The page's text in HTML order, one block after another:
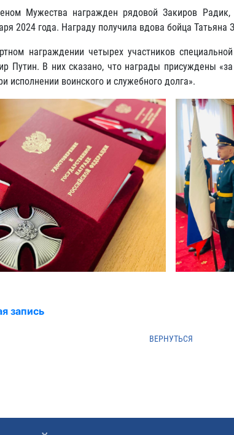
Мужества награжден рядовой Закиров
2024 года. Награду получила вдова бойца Татьяна
награждении четырех участников
Путин. В них сказано, что награды присуждены
исполнении воинского и служебного долга».
запись